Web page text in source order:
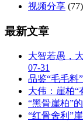
视频分享 (77)
最新文章
大智若愚，
07-31
品鉴“毛毛料
大伟：崖柏“
“黑骨崖柏”
“红骨舍利”